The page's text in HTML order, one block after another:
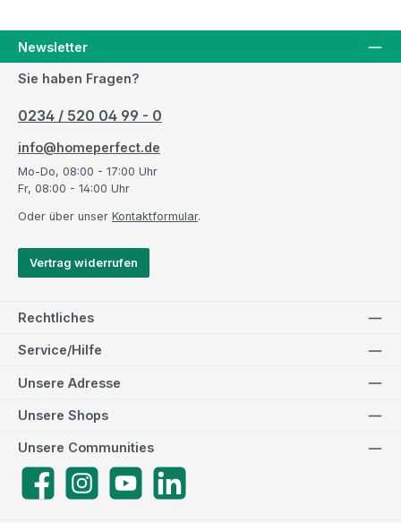
Newsletter
Sie haben Fragen?
0234 / 520 04 99 - 0
info@homeperfect.de
Mo-Do, 08:00 - 17:00 Uhr
Fr, 08:00 - 14:00 Uhr
Oder über unser Kontaktformular.
Vertrag widerrufen
Rechtliches
Service/Hilfe
Unsere Adresse
Unsere Communities
FacebookInstagramYouTube
Unsere Shops